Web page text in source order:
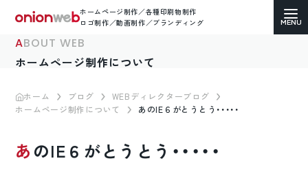
ホームページ制作／各種印刷物制作
ロゴ制作／動画制作／ブランディング
ホームページ制作
コーポレートサイト
ABOUT WEB
ホームページ制作について
ホーム ブログ
WEBディレクターブログ
ホームページ制作について
あのIE６がとうとう・・・・・
あのIE６がとうとう・・・・・